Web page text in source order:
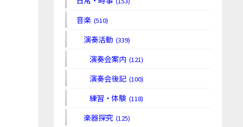
音楽 (510)
演奏活動 (339)
演奏会案内 (121)
演奏会後記 (100)
練習・体験 (118)
楽器探究 (125)